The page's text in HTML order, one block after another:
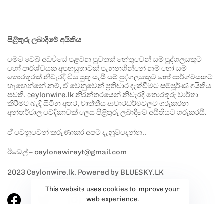
පිළිතුරු ලබාදීමේ අයිතිය
මෙම වෙබ් අඩවියේ පළවන පුවතක් හේතුවෙන් යම් පුද්ගලයකුට
හෝ පාර්ශ්වයක අපහසුතාවක් පැනනගින්නේ නම් හෝ යම්
තොරතුරක් නිවැරදි විය යුතු යැයි යම් පුද්ගලයකුට හෝ පාර්ශ්වයකට
හැඟෙන්නේ නම්, ඒ වෙනුවෙන් ප්‍රතිචාර දැක්වීමට සම්පූර්ණ අයිතිය
පවතී. ceylonwire.lk නිරන්තරයෙන් නිවැරදි තොරතුරු වාර්තා
කිරීමට බැඳී සිටින අතර, වෘත්තීය ආචාරධර්මවලට ගරුකරන
අන්තර්ජාල වේදිකාවක් ලෙස පිළිතුරු ලබාදීමේ අයිතියට ගරුකරයි.
ඒ වෙනුවෙන් කරුණාකර අපට දැනුම්දෙන්න..
ඊමේල් – ceylonewireyt@gmail.com
2023 Ceylonwire.lk. Powered by BLUESKY.LK
This website uses cookies to improve your
web experience.